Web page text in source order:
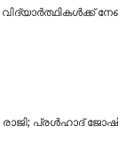
രാജി; പ്രള്‍ഹാദ്